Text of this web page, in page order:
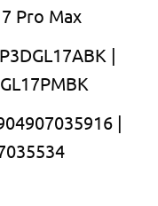
Pro Max
|
|